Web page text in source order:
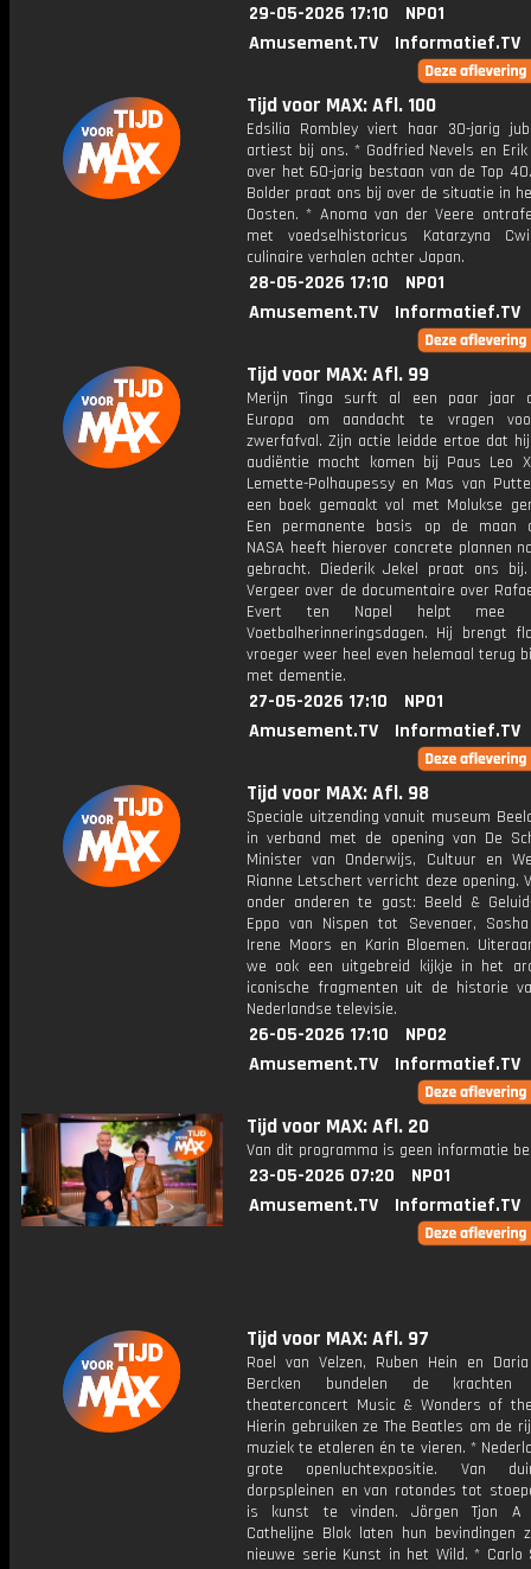
29-05-2026 17:10
NPO1
Amusement.TV
Informatief.TV
Tijd voor MAX: Afl. 100
Edsilia Rombley viert haar 30-jarig
artiest bij ons. * Godfried Nevels en
over het 60-jarig bestaan van de Top
Bolder praat ons bij over de situatie in
Oosten. * Anoma van der Veere
met voedselhistoricus Katarzyna
culinaire verhalen achter Japan.
28-05-2026 17:10
NPO1
Amusement.TV
Informatief.TV
Tijd voor MAX: Afl. 99
Merijn Tinga surft al een paar jaar
Europa om aandacht te vragen
zwerfafval. Zijn actie leidde ertoe dat
audiëntie mocht komen bij Paus Leo
Lemette-Polhaupessy en Mas van
een boek gemaakt vol met Molukse
Een permanente basis op de maan
NASA heeft hierover concrete plannen
gebracht. Diederik Jekel praat ons
Vergeer over de documentaire over
Evert ten Napel helpt mee
Voetbalherinneringsdagen. Hij brengt
vroeger weer heel even helemaal terug
met dementie.
27-05-2026 17:10
NPO1
Amusement.TV
Informatief.TV
Tijd voor MAX: Afl. 98
Speciale uitzending vanuit museum
in verband met de opening van De
Minister van Onderwijs, Cultuur en
Rianne Letschert verricht deze opening.
onder anderen te gast: Beeld &
Eppo van Nispen tot Sevenaer,
Irene Moors en Karin Bloemen.
we ook een uitgebreid kijkje in het
iconische fragmenten uit de historie
Nederlandse televisie.
26-05-2026 17:10
NPO2
Amusement.TV
Informatief.TV
Tijd voor MAX: Afl. 20
Van dit programma is geen informatie
23-05-2026 07:20
NPO1
Amusement.TV
Informatief.TV
Tijd voor MAX: Afl. 97
Roel van Velzen, Ruben Hein en
Bercken bundelen de
theaterconcert Music & Wonders of
Hierin gebruiken ze The Beatles om de
muziek te etaleren én te vieren. *
grote openluchtexpositie. Van
dorpspleinen en van rotondes tot
is kunst te vinden. Jörgen Tjon A
Cathelijne Blok laten hun bevindingen
nieuwe serie Kunst in het Wild. * Carlo